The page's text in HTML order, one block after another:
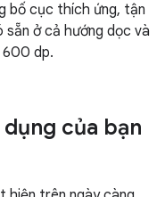
bố cục thích ứng, tận
sẵn ở cả hướng dọc và
600 dp.
của bạn